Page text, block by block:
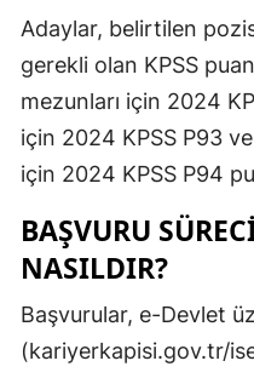
Adaylar, belirtilen
gerekli olan KPSS
mezunları için 2024
için 2024 KPSS P93
için 2024 KPSS P94
BAŞVURU
NASILDIR?
Başvurular, e-Devlet
(kariyerkapisi.gov.tr/